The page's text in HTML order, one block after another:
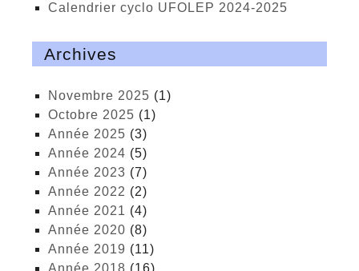
calendrier cyclo UFOLEP 2024-2025
Archives
novembre 2025 (1)
octobre 2025 (1)
année 2025 (3)
année 2024 (5)
année 2023 (7)
année 2022 (2)
année 2021 (4)
année 2020 (8)
année 2019 (11)